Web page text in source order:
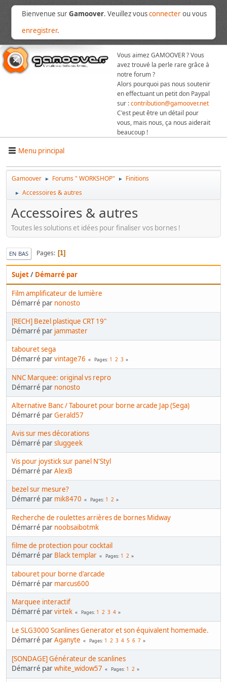
Bienvenue surGamoover. Veuillez vousconnecterou vous
enregistrer.
Vous aimez GAMOOVER ? Vous
avez trouvé la perle rare grâce à
notre forum ?
Alors pourquoi pas nous soutenir
en effectuant un petit don Paypal
sur :contribution@gamoover.net
C'est peut être un détail pour
vous, mais nous, ça nous aiderait
beaucoup !
Menu principal
Gamoover ► Forums " WORKSHOP" ► Finitions
► Accessoires & autres
Accessoires & autres
Toutes les solutions et idées pour finaliser vos bornes !
EN BAS Pages 1
Sujet/ Démarré par
Film amplificateur de lumière
Démarré par nonosto
[RECH] Bezel plastique CRT 19"
Démarré par jammaster
tabouret sega
Démarré parvintage76 Pages 1 2 3
NNC Marquee: original vs repro
Démarré par nonosto
Alternative Banc / Tabouret pour borne arcade Jap (Sega)
Démarré parGerald57
Avis sur mes décorations
Démarré parsluggeek
Vis pour joystick sur panel N'Styl
Démarré parAlexB
bezel sur mesure?
Démarré par mik8470 Pages 1 2
Recherche de roulettes arrières de bornes Midway
Démarré par noobsaibotmk
filme de protection pour cocktail
Démarré par Black templar Pages 1 2
tabouret pour borne d'arcade
Démarré par marcus600
Marquee interactif
Démarré parvirtek Pages 1 2 3 4
Le SLG3000 Scanlines Generator et son équivalent homemade.
Démarré parAganyte Pages 1 2 3 4 5 6 7
[SONDAGE] Générateur de scanlines
Démarré parwhite_widow57 Pages 1 2